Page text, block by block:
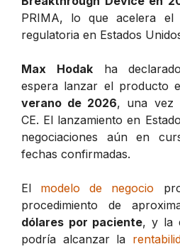
PRIMA, lo que acelera el
regulatoria en Estados
Max Hodakha
espera lanzar el producto
verano de 2026, una vez
CE. El lanzamiento en
negociaciones aún en
fechas confirmadas.
El modelo de negocio
procedimiento de
dólares por paciente, y la
podría alcanzar la